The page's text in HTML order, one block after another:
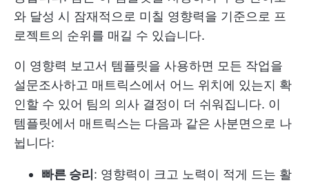
와 달성 시 잠재적으로 미칠 영향력을 기준으로 프
로젝트의 순위를 매길 수 있습니다.
이 영향력 보고서 템플릿을 사용하면 모든 작업을
설문조사하고 매트릭스에서 어느 위치에 있는지 확
인할 수 있어 팀의 의사 결정이 더 쉬워집니다. 이
템플릿에서 매트릭스는 다음과 같은 사분면으로 나
뉩니다:
빠른 승리 : 영향력이 크고 노력이 적게 드는 활